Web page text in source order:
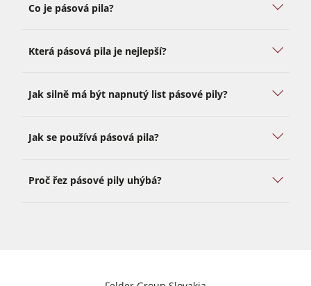
Co je pásová pila?
Která pásová pila je nejlepší?
Jak silně má být napnutý list pásové pily?
Jak se používá pásová pila?
Proč řez pásové pily uhýbá?